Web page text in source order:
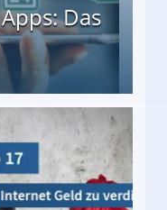
Das